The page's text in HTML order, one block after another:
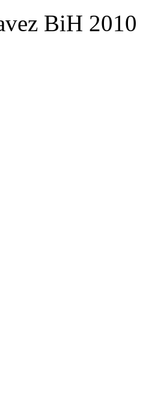
BiH 2010